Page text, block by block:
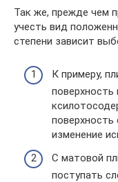
Так же, прежде чем
учесть вид
степени зависит
К примеру,
поверхность
изменение
С матовой
поступать